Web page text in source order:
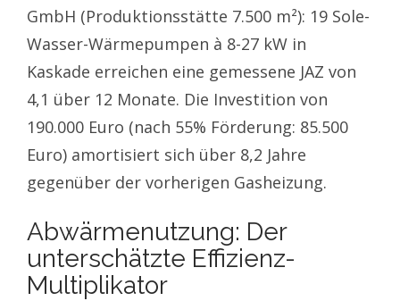
GmbH (Produktionsstätte 7.500 m²): 19 Sole-
Wasser-Wärmepumpen à 8-27 kW in
Kaskade erreichen eine gemessene JAZ von
4,1 über 12 Monate. Die Investition von
190.000 Euro (nach 55% Förderung: 85.500
Euro) amortisiert sich über 8,2 Jahre
gegenüber der vorherigen Gasheizung.
Abwärmenutzung: Der
unterschätzte Effizienz-
Multiplikator